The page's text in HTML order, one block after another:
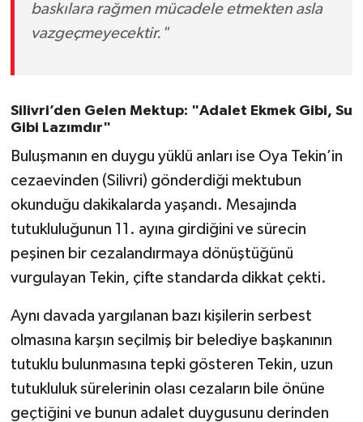
baskılara rağmen mücadele etmekten asla
vazgeçmeyecektir."
Silivri’den Gelen Mektup: "Adalet Ekmek Gibi, Su
Gibi Lazımdır"
Buluşmanın en duygu yüklü anları ise Oya Tekin’in
cezaevinden (Silivri) gönderdiği mektubun
okunduğu dakikalarda yaşandı. Mesajında
tutukluluğunun 11. ayına girdiğini ve sürecin
peşinen bir cezalandırmaya dönüştüğünü
vurgulayan Tekin, çifte standarda dikkat çekti.
Aynı davada yargılanan bazı kişilerin serbest
olmasına karşın seçilmiş bir belediye başkanının
tutuklu bulunmasına tepki gösteren Tekin, uzun
tutukluluk sürelerinin olası cezaların bile önüne
geçtiğini ve bunun adalet duygusunu derinden